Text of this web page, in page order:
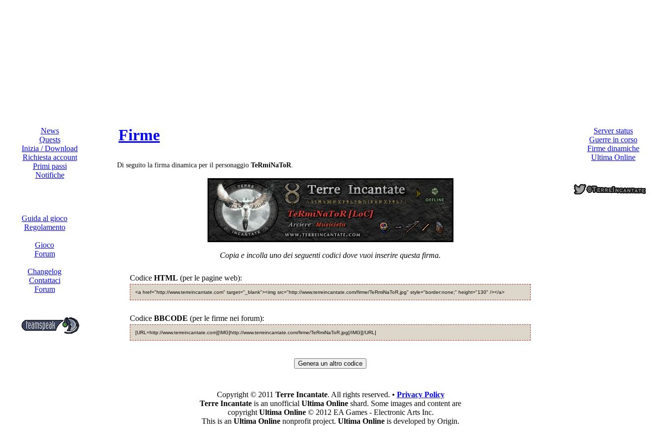
News
Quests
Inizia / Download
Richiesta account
Primi passi
Notifiche
Guida al gioco
Regolamento
Gioco
Forum
Changelog
Contattaci
Forum
Firme
Di seguito la firma dinamica per il personaggio TeRmiNaToR.
Copia e incolla uno dei seguenti codici dove vuoi inserire questa firma.
Codice HTML (per le pagine web):
<a href="http://www.terreincantate.com" target="_blank"><img src="http://www.terreincantate.com/firme/TeRmiNaToR.jpg" style="border:none;" height="130" /></a>
Codice BBCODE (per le firme nei forum):
[URL=http://www.terreincantate.com][IMG]http://www.terreincantate.com/firme/TeRmiNaToR.jpg[/IMG][/URL]
Genera un altro codice
Copyright © 2011 Terre Incantate. All rights reserved. • Privacy Policy
Terre Incantate is an unofficial Ultima Online shard. Some images and content are
copyright Ultima Online© 2012 EA Games - Electronic Arts Inc.
This is an Ultima Online nonprofit project. Ultima Online is developed by Origin.
Server status
Guerre in corso
Firme dinamiche
Ultima Online